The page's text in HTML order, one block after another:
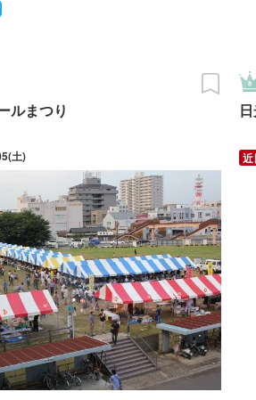
ルまつり
土)